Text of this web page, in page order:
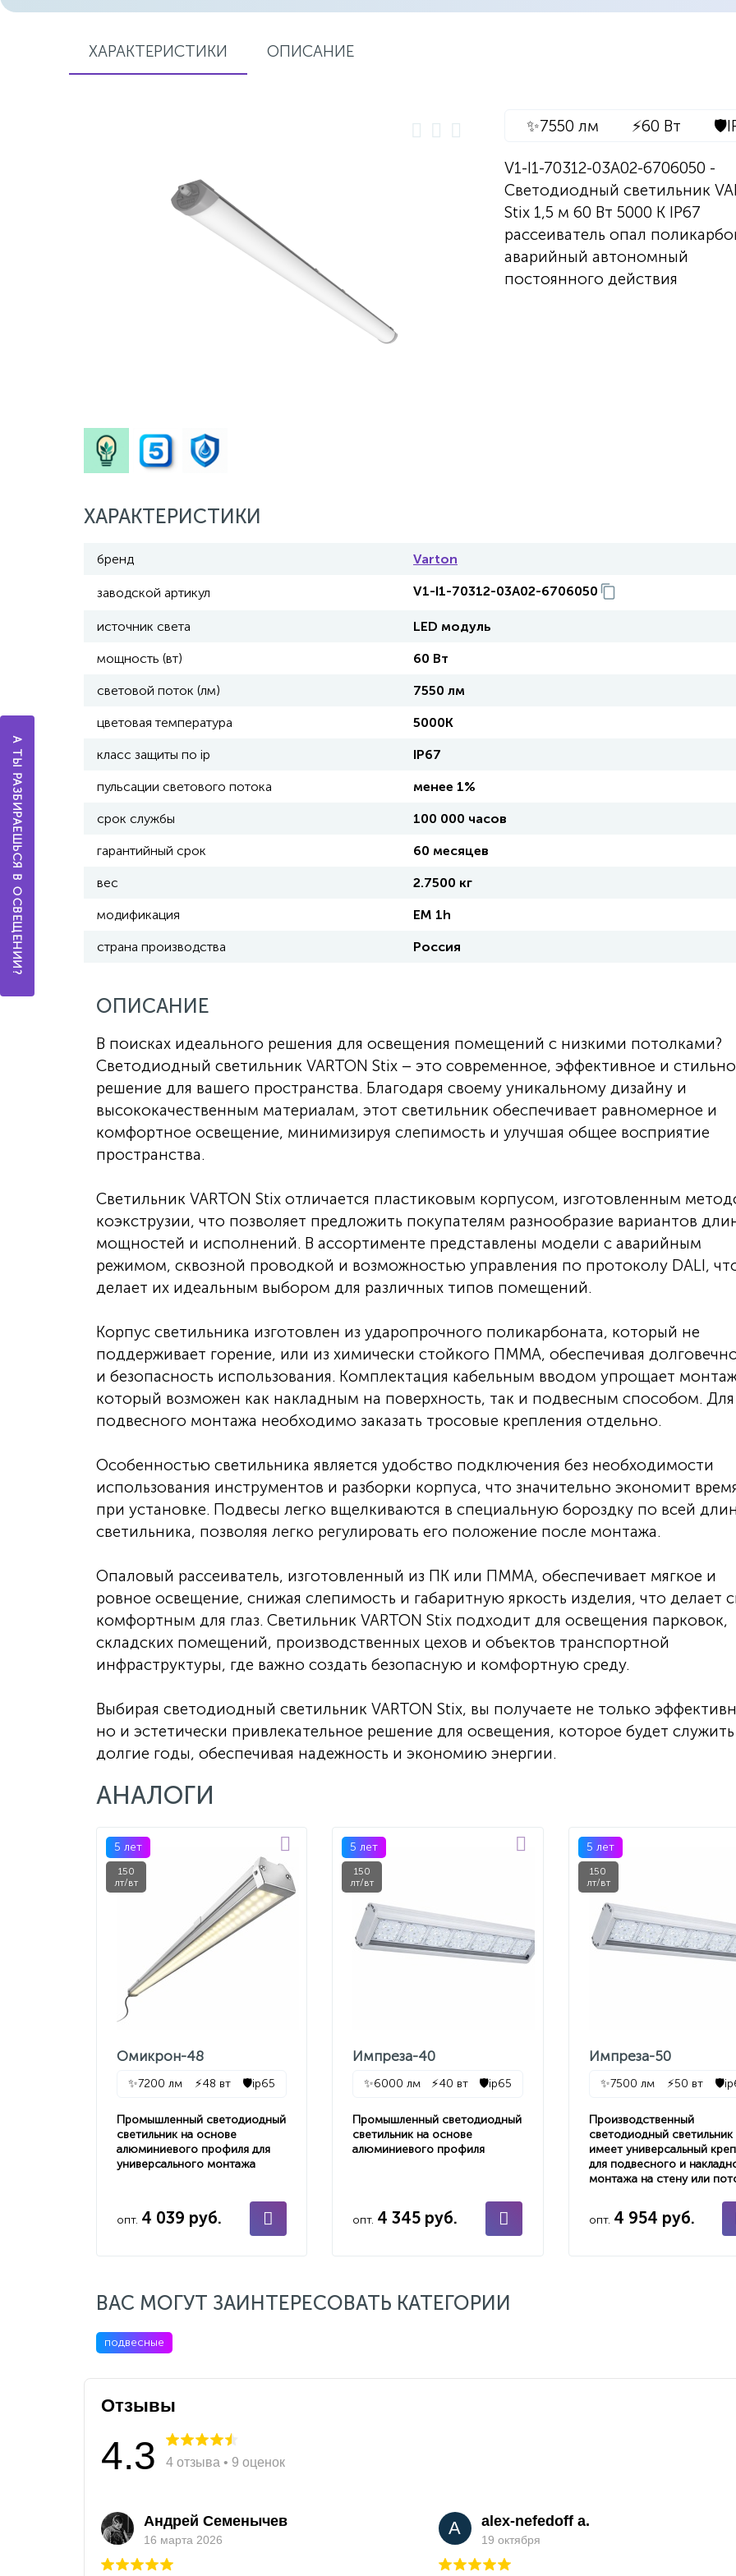
ХАРАКТЕРИСТИКИ ОПИСАНИЕ
✨7550 лм ⚡60 Вт 🛡️
V1-I1-70312-03A02-6706050 -
Светодиодный светильник
Stix 1,5 м 60 Вт 5000 К IP67
рассеиватель опал
аварийный автономный
постоянного действия
ХАРАКТЕРИСТИКИ
бренд Varton
заводской артикул V1-I1-70312-03A02-6706050
источник света LED модуль
мощность (вт) 60 Вт
световой поток (лм) 7550 лм
цветовая температура 5000K
класс защиты по ip IP67
пульсации светового потока менее 1%
срок службы 100 000 часов
гарантийный срок 60 месяцев
вес 2.7500 кг
модификация EM 1h
страна производства Россия
ОПИСАНИЕ
В поисках идеального решения для освещения помещений с низкими потолками?
Светодиодный светильник VARTON Stix – это современное, эффективное и
решение для вашего пространства. Благодаря своему уникальному дизайну и
высококачественным материалам, этот светильник обеспечивает равномерное и
комфортное освещение, минимизируя слепимость и улучшая общее восприятие
пространства.
Светильник VARTON Stix отличается пластиковым корпусом, изготовленным
коэкструзии, что позволяет предложить покупателям разнообразие вариантов
мощностей и исполнений. В ассортименте представлены модели с аварийным
режимом, сквозной проводкой и возможностью управления по протоколу DALI,
делает их идеальным выбором для различных типов помещений.
Корпус светильника изготовлен из ударопрочного поликарбоната, который не
поддерживает горение, или из химически стойкого ПММА, обеспечивая
и безопасность использования. Комплектация кабельным вводом упрощает
который возможен как накладным на поверхность, так и подвесным способом. Для
подвесного монтажа необходимо заказать тросовые крепления отдельно.
Особенностью светильника является удобство подключения без необходимости
использования инструментов и разборки корпуса, что значительно экономит
при установке. Подвесы легко вщелкиваются в специальную бороздку по всей
светильника, позволяя легко регулировать его положение после монтажа.
Опаловый рассеиватель, изготовленный из ПК или ПММА, обеспечивает мягкое и
ровное освещение, снижая слепимость и габаритную яркость изделия, что делает
комфортным для глаз. Светильник VARTON Stix подходит для освещения парковок,
складских помещений, производственных цехов и объектов транспортной
инфраструктуры, где важно создать безопасную и комфортную среду.
Выбирая светодиодный светильник VARTON Stix, вы получаете не только
но и эстетически привлекательное решение для освещения, которое будет
долгие годы, обеспечивая надежность и экономию энергии.
АНАЛОГИ
5 лет
150
лт/вт
Омикрон-48
✨7200 лм ⚡48 вт 🛡️ip65
Промышленный светодиодный
светильник на основе
алюминиевого профиля для
универсального монтажа
опт. 4 039 руб.
5 лет
150
лт/вт
Импреза-40
✨6000 лм ⚡40 вт 🛡️ip65
Промышленный светодиодный
светильник на основе
алюминиевого профиля
опт. 4 345 руб.
5 лет
150
лт/вт
Импреза-50
✨7500 лм ⚡50 вт 🛡️
Производственный
светодиодный светильник
имеет универсальный
для подвесного и
монтажа на стену или
опт. 4 954 руб.
ВАС МОГУТ ЗАИНТЕРЕСОВАТЬ КАТЕГОРИИ
подвесные
Отзывы
4.3 4 отзыва • 9 оценок
Андрей Семенычев
16 марта 2026
A alex-nefedoff a.
19 октября
А ТЫ РАЗБИРАЕШЬСЯ В ОСВЕЩЕНИИ?